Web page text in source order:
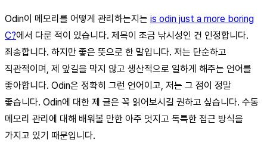
Odin이 메모리를 어떻게 관리하는지는 is odin just a more boring
C?에서 다룬 적이 있습니다. 제목이 조금 낚시성인 건 인정합니다.
죄송합니다. 하지만 좋은 뜻으로 한 말입니다. 저는 단순하고
직관적이며, 제 앞길을 막지 않고 생산적으로 일하게 해주는 언어를
좋아합니다. Odin은 정확히 그런 언어이고, 저는 그 점이 정말
좋습니다. Odin에 대한 제 글은 꼭 읽어보시길 권하고 싶습니다. 수동
메모리 관리에 대해 배워볼 만한 아주 멋지고 독특한 접근 방식을
가지고 있기 때문입니다.